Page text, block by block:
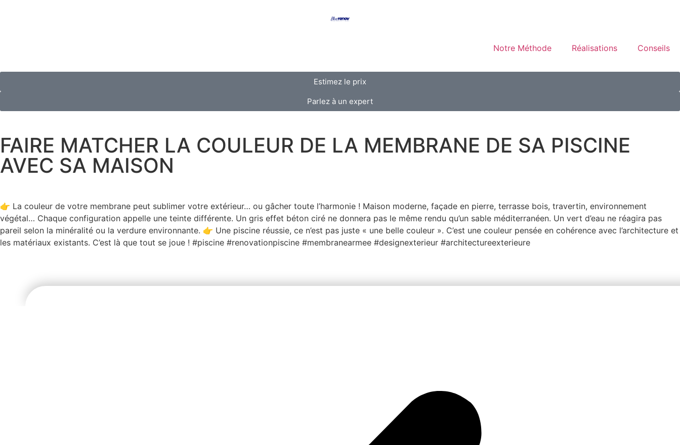
Notre Méthode Réalisations Conseils
Estimez le prix
Parlez à un expert
FAIRE MATCHER LA COULEUR DE LA MEMBRANE DE SA PISCINE
AVEC SA MAISON
👉 La couleur de votre membrane peut sublimer votre extérieur… ou gâcher toute l’harmonie ! Maison moderne, façade en pierre, terrasse bois, travertin, environnement
végétal… Chaque configuration appelle une teinte différente. Un gris effet béton ciré ne donnera pas le même rendu qu’un sable méditerranéen. Un vert d’eau ne réagira pas
pareil selon la minéralité ou la verdure environnante. 👉 Une piscine réussie, ce n’est pas juste « une belle couleur ». C’est une couleur pensée en cohérence avec l’architecture et
les matériaux existants. C’est là que tout se joue ! #piscine #renovationpiscine #membranearmee #designexterieur #architectureexterieure